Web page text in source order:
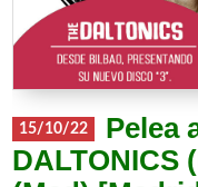
15/10/22
Pelea
DALTONICS